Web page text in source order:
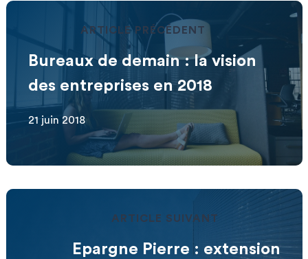
ARTICLE PRÉCÉDENT
Bureaux de demain : la vision
des entreprises en 2018
21 juin 2018
ARTICLE SUIVANT
Epargne Pierre : extension